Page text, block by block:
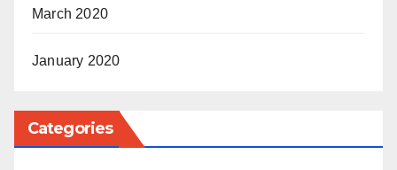
March 2020
January 2020
Categories